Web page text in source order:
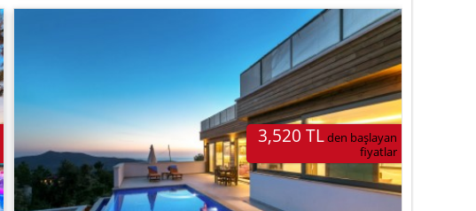
3,520 TLden başlayan
fiyatlar